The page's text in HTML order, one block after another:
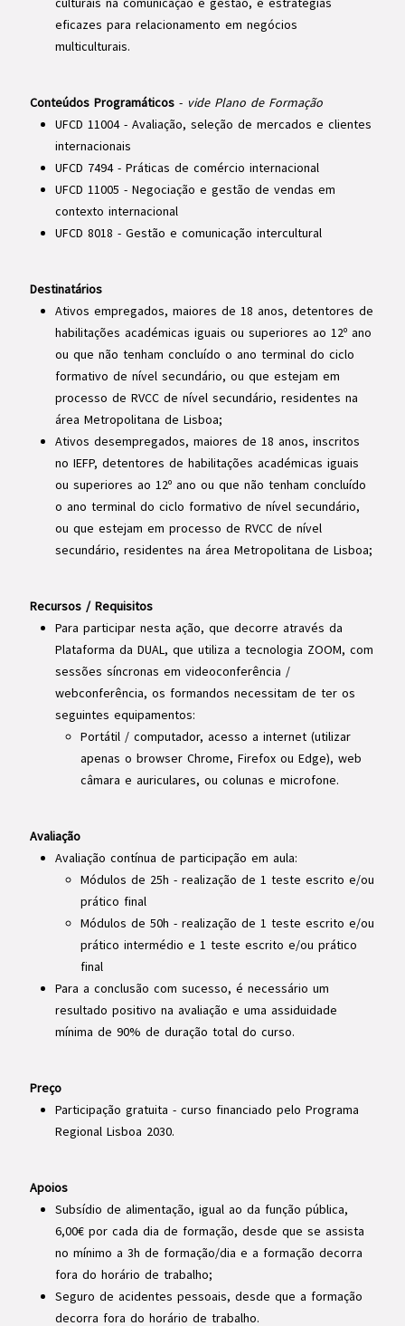
eficazes para relacionamento em negócios
multiculturais.
Conteúdos Programáticos- vide Plano de Formação
UFCD 11004 - Avaliação, seleção de mercados e clientes
internacionais
UFCD 7494 - Práticas de comércio internacional
UFCD 11005 - Negociação e gestão de vendas em
contexto internacional
UFCD 8018 - Gestão e comunicação intercultural
Destinatários
Ativos empregados, maiores de 18 anos, detentores de
habilitações académicas iguais ou superiores ao 12º ano
ou que não tenham concluído o ano terminal do ciclo
formativo de nível secundário, ou que estejam em
processo de RVCC de nível secundário, residentes na
área Metropolitana de Lisboa;
Ativos desempregados, maiores de 18 anos, inscritos
no IEFP, detentores de habilitações académicas iguais
ou superiores ao 12º ano ou que não tenham concluído
o ano terminal do ciclo formativo de nível secundário,
ou que estejam em processo de RVCC de nível
secundário, residentes na área Metropolitana de Lisboa;
Recursos / Requisitos
Para participar nesta ação, que decorre através da
Plataforma da DUAL, que utiliza a tecnologia ZOOM, com
sessões síncronas em videoconferência /
webconferência, os formandos necessitam de ter os
seguintes equipamentos:
Portátil / computador, acesso a internet (utilizar
apenas o browser Chrome, Firefox ou Edge), web
câmara e auriculares, ou colunas e microfone.
Avaliação
Avaliação contínua de participação em aula:
Módulos de 25h - realização de 1 teste escrito e/ou
prático final
Módulos de 50h - realização de 1 teste escrito e/ou
prático intermédio e 1 teste escrito e/ou prático
final
Para a conclusão com sucesso, é necessário um
resultado positivo na avaliação e uma assiduidade
mínima de 90% de duração total do curso.
Preço
Participação gratuita - curso financiado pelo Programa
Regional Lisboa 2030.
Apoios
Subsídio de alimentação, igual ao da função pública,
6,00€ por cada dia de formação, desde que se assista
no mínimo a 3h de formação/dia e a formação decorra
fora do horário de trabalho;
Seguro de acidentes pessoais, desde que a formação
decorra fora do horário de trabalho.